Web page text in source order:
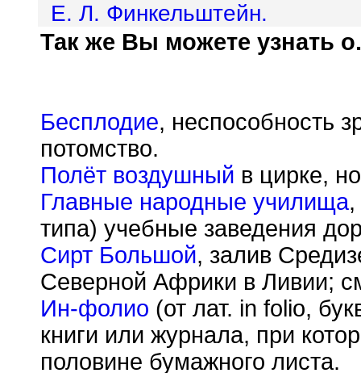
Е. Л. Финкельштейн.
Так же Вы можете узнать
Бесплодие, неспособность
потомство.
Полёт воздушный в цирке,
Главные народные училища,
типа) учебные заведения
Сирт Большой, залив
Северной Африки в Ливии;
Ин-фолио (от лат. in folio,
книги или журнала, при
половине бумажного листа.